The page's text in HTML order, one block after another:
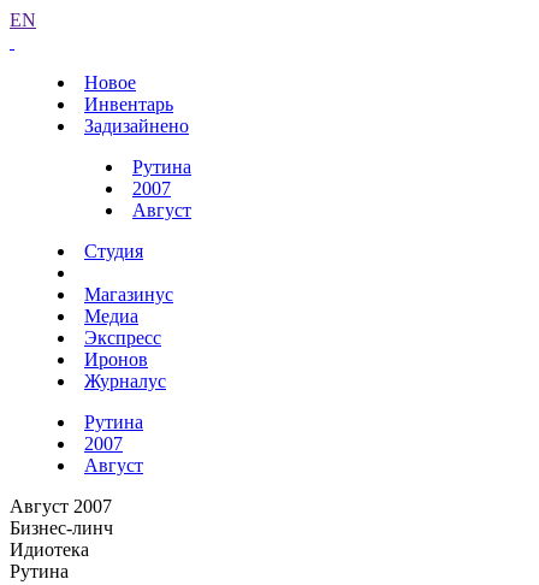
EN
Новое
Инвентарь
Задизайнено
Рутина
2007
Август
Студия
Магазинус
Медиа
Экспресс
Иронов
Журналус
Рутина
2007
Август
Август 2007
Бизнес-линч
Идиотека
Рутина